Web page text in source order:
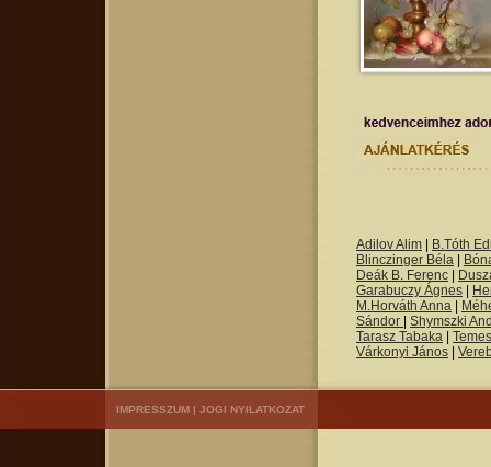
Adilov Alim
B.Tóth
Blinczinger Béla
Deák B. Ferenc
Garabuczy Ágnes
M.Horváth Anna
Sándor
Shymszki
Tarasz Tabaka
Várkonyi János
IMPRESSZUM | JOGI NYILATKOZAT